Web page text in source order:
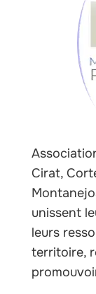
Cirat,
unissent
leurs
territoire,